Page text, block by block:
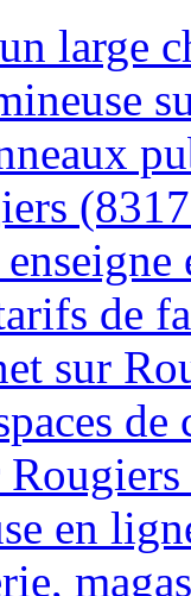
large
de
sur
en